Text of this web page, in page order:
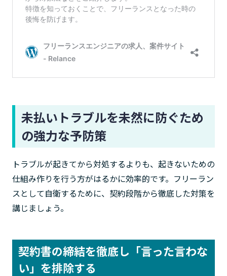
未払いトラブルを未然に防ぐため
の強力な予防策
トラブルが起きてから対処するよりも、起きないための
仕組み作りを行う方がはるかに効率的です。フリーラン
スとして自衛するために、契約段階から徹底した対策を
講じましょう。
契約書の締結を徹底し「言った言わな
い」を排除する